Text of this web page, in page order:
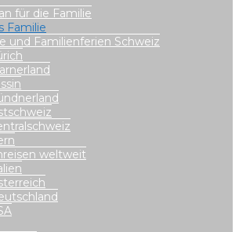
für die Familie
Familie
und Familienferien Schweiz
weltweit